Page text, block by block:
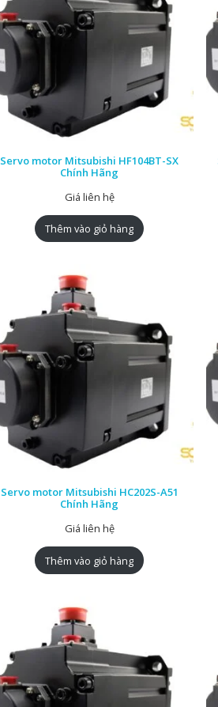
Servo motor Mitsubishi HF104BT-SX
Chính Hãng
Giá liên hệ
Thêm vào giỏ hàng
Servo motor Mitsubishi HC202S-A51
Chính Hãng
Giá liên hệ
Thêm vào giỏ hàng